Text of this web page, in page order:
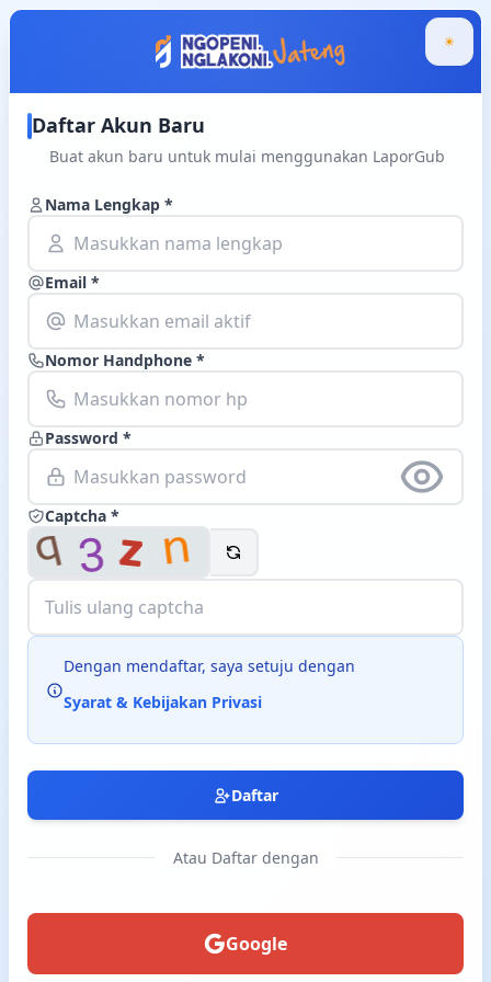
Langsung ke konten utama
Daftar Akun Baru
Buat akun baru untuk mulai menggunakan LaporGub
Nama Lengkap *
Email *
Nomor Handphone *
Password *
Captcha *
Dengan mendaftar, saya setuju dengan
Syarat & Kebijakan Privasi
Daftar
Atau Daftar dengan
Google